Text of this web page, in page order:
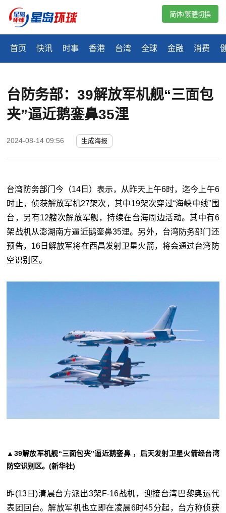
首页 快讯 时事 香港 台湾 全球 金融 消费
简体/繁體切換
台防务部：39解放军机舰“三面包
夹”逼近鹅銮鼻35浬
2024-08-14 09:56 生成海报
台湾防务部门今（14日）表示，从昨天上午6时，迄今上午6
时止，侦获解放军机27架次，其中19架次穿过“海峡中线”围
台，另有12艘次解放军舰，持续在台海周边活动。其中有6
架战机从澎湖南方逼近鹅銮鼻35浬。另外，台湾防务部门还
预告，16日解放军将在西昌发射卫星火箭，将会通过台湾防
空识别区。
▲39解放军机舰“三面包夹”逼近鹅銮鼻 ，后天发射卫星火箭经台湾
防空识别区。(新华社)
昨(13日)清晨台方派出3架F-16战机，迎接台湾巴黎奥运代
表团回台。解放军机也立即在凌晨6时45分起，台方称侦获